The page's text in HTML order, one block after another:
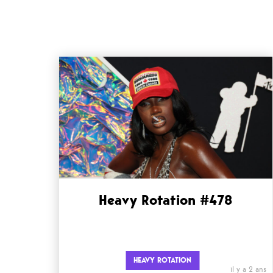
Heavy Rotation #478
HEAVY ROTATION
il y a 2 ans